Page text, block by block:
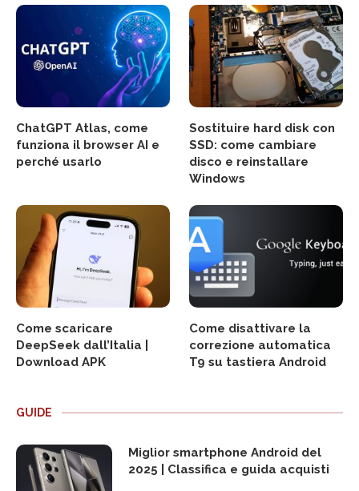
ChatGPT Atlas, come
funziona il browser AI e
perché usarlo
Sostituire hard disk con
SSD: come cambiare
disco e reinstallare
Windows
Come scaricare
DeepSeek dall’Italia |
Download APK
Come disattivare la
correzione automatica
T9 su tastiera Android
GUIDE
Miglior smartphone Android del
2025 | Classifica e guida acquisti